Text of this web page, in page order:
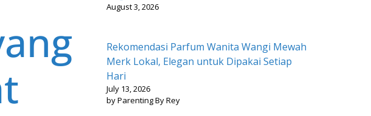
August 3, 2026
Rekomendasi Parfum Wanita Wangi Mewah
Merk Lokal, Elegan untuk Dipakai Setiap
Hari
July 13, 2026
by Parenting By Rey